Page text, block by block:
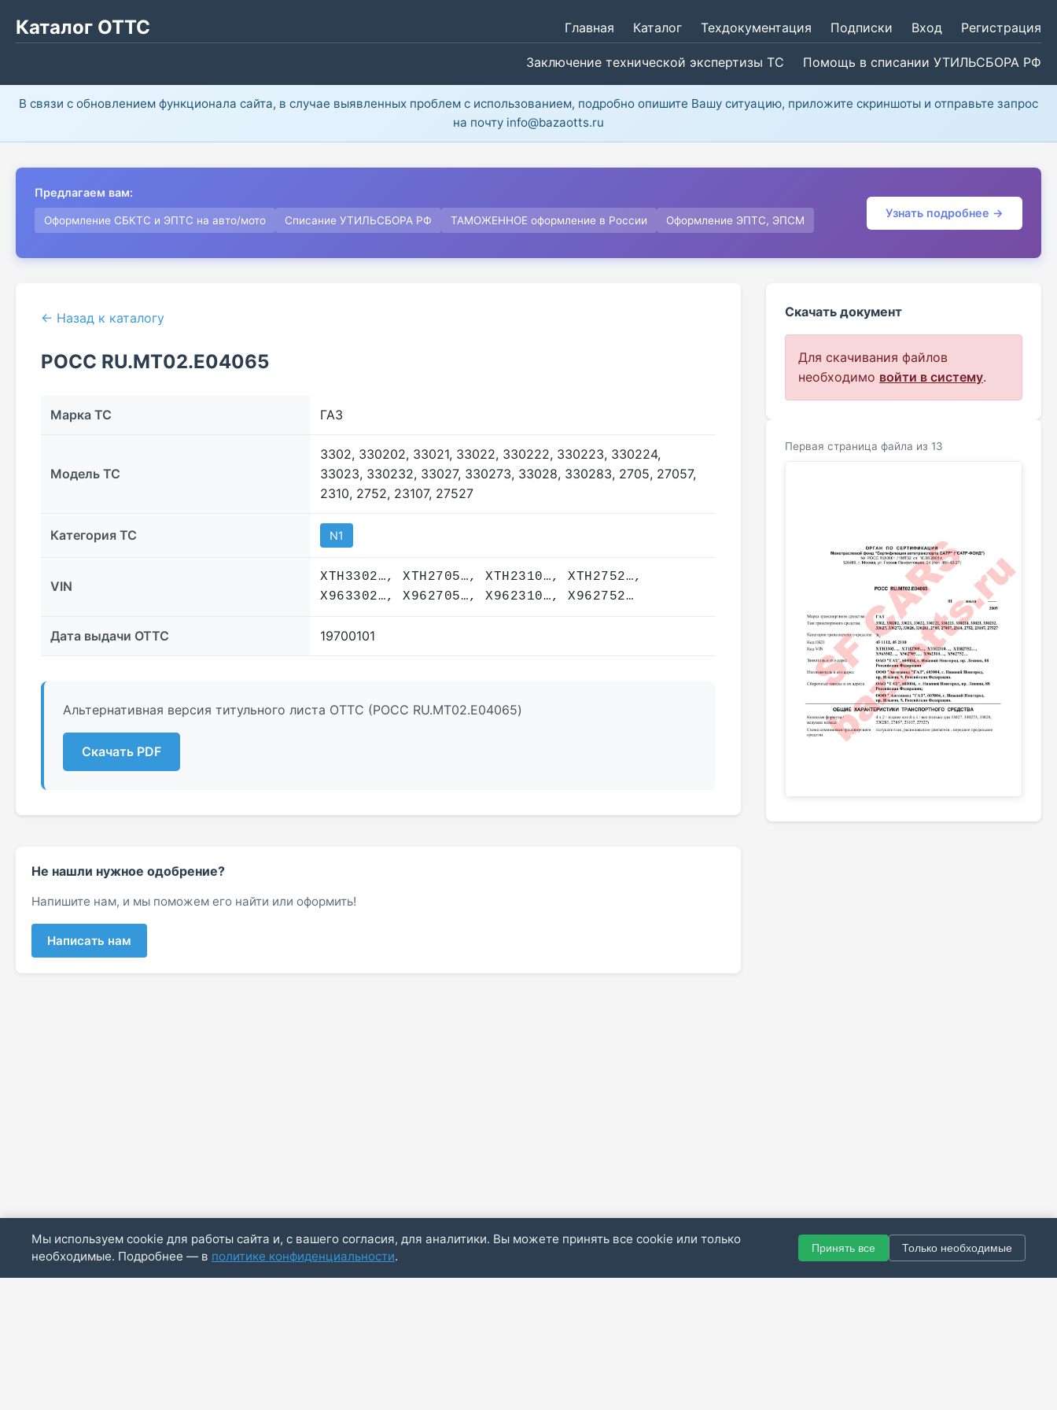
Каталог ОТТС Главная Каталог Техдокументация Подписки Вход Регистрация
Заключение технической экспертизы ТС Помощь в списании УТИЛЬСБОРА РФ
В связи с обновлением функционала сайта, в случае выявленных проблем с использованием, подробно опишите Вашу ситуацию, приложите скриншоты и отправьте запрос
на почту info@bazaotts.ru
Предлагаем вам:
Оформление СБКТС и ЭПТС на авто/мото Списание УТИЛЬСБОРА РФ ТАМОЖЕННОЕ оформление в России Оформление ЭПТС, ЭПСМ
Узнать подробнее →
← Назад к каталогу
РОСС RU.МТ02.E04065
Марка ТС ГАЗ
Модель ТС
3302, 330202, 33021, 33022, 330222, 330223, 330224,
33023, 330232, 33027, 330273, 33028, 330283, 2705, 27057,
2310, 2752, 23107, 27527
Категория ТС N1
VIN
XTH3302…, XTH2705…, XTH2310…, XTH2752…,
X963302…, X962705…, X962310…, X962752…
Дата выдачи ОТТС 19700101
Альтернативная версия титульного листа ОТТС (РОСС RU.МТ02.E04065)
Скачать PDF
Скачать документ
Для скачивания файлов
необходимо войти в систему.
Первая страница файла из 13
Не нашли нужное одобрение?
Напишите нам, и мы поможем его найти или оформить!
Написать нам
Мы используем cookie для работы сайта и, с вашего согласия, для аналитики. Вы можете принять все cookie или только
необходимые. Подробнее — в политике конфиденциальности.
Принять все Только необходимые